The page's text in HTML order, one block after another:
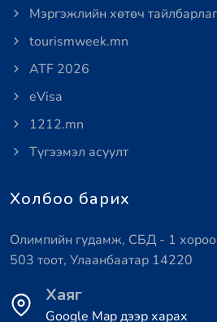
Мэргэжлийн хөтөч
tourismweek.mn
ATF 2026
eVisa
1212.mn
Түгээмэл асуулт
Холбоо барих
Олимпийн гудамж, СБД - 1
503 тоот, Улаанбаатар 14220
Хаяг
Google Map дээр харах